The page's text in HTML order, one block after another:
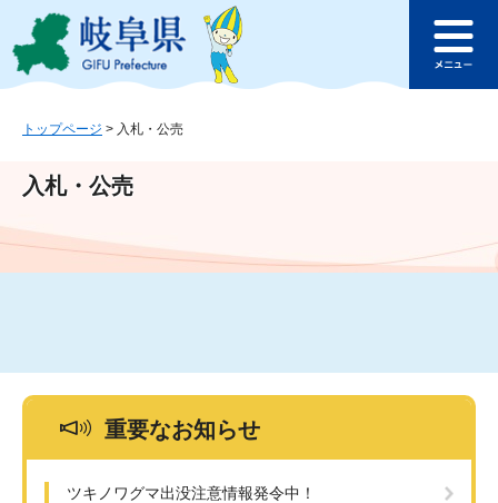
ジ
ュ
文
このページの本文へ
ュ
トップページ > 入札・公売
入札・公売
重要なお知らせ
ツキノワグマ出没注意情報発令中！